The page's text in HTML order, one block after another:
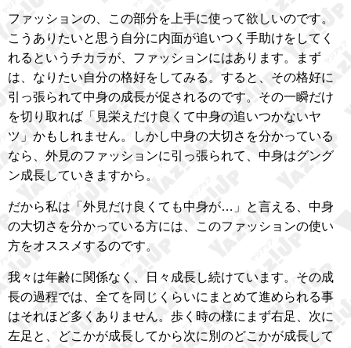
ファッションの、この部分を上手に使って欲しいのです。
こうありたいと思う自分に内面が追いつく手助けをしてく
れるというチカラが、ファッションにはあります。まず
は、なりたい自分の格好をしてみる。すると、その格好に
引っ張られて中身の成長が促されるのです。その一瞬だけ
を切り取れば「見栄えだけ良くて中身の追いつかないヤ
ツ」かもしれません。しかし中身の大切さを分かっている
なら、外見のファッションに引っ張られて、中身はグング
ン成長していきますから。
だから私は「外見だけ良くても中身が…」と言える、中身
の大切さを分かっている方には、このファッションの使い
方をオススメするのです。
我々は年齢に関係なく、日々成長し続けています。その成
長の過程では、全てを同じくらいにまとめて進められる事
はそれほど多くありません。歩く時の様にまず右足、次に
左足と、どこかが成長してから次に別のどこかが成長して